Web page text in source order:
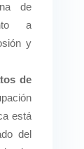
de
a
y
de
está
del